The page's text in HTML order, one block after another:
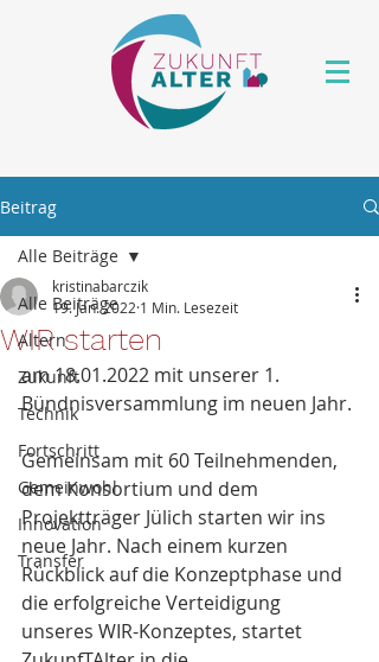
Beitrag
Alle Beiträge
Altern
Zukunft
Technik
Fortschritt
Gemeinwohl
Innovation
Transfer
Alle Beiträge
WIR starten
kristinabarczik
19. Jan. 2022 1 Min. Lesezeit
am 18.01.2022 mit unserer 1.
Bündnisversammlung im neuen Jahr.
Gemeinsam mit 60 Teilnehmenden,
dem Konsortium und dem
Projektträger Jülich starten wir ins
neue Jahr. Nach einem kurzen
Rückblick auf die Konzeptphase und
die erfolgreiche Verteidigung
unseres WIR-Konzeptes, startet